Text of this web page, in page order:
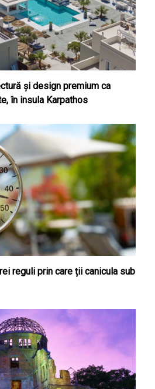
și design premium ca
în insula Karpathos
reguli prin care ții canicula sub